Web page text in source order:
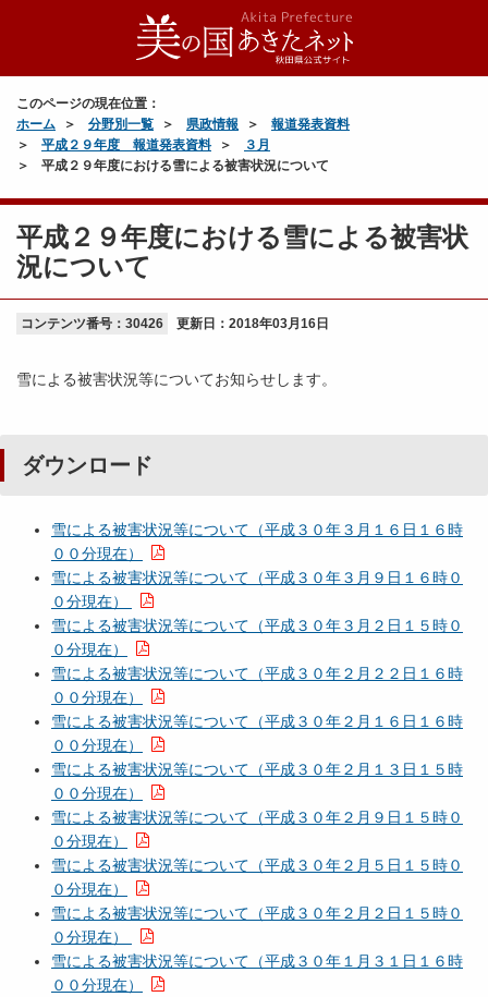
このページの現在位置：
ホーム
分野別一覧 県政情報
報道発表資料
平成２９年度 報道発表資料
３月
平成２９年度における雪による被害状況について
平成２９年度における雪による被害状
況について
コンテンツ番号：30426 更新日： 2018年03月16日
雪による被害状況等についてお知らせします。
ダウンロード
雪による被害状況等について（平成３０年３月１６日１６時
００分現在）
雪による被害状況等について（平成３０年３月９日１６時０
０分現在）
雪による被害状況等について（平成３０年３月２日１５時０
０分現在）
雪による被害状況等について（平成３０年２月２２日１６時
００分現在）
雪による被害状況等について（平成３０年２月１６日１６時
００分現在）
雪による被害状況等について（平成３０年２月１３日１５時
００分現在）
雪による被害状況等について（平成３０年２月９日１５時０
０分現在）
雪による被害状況等について（平成３０年２月５日１５時０
０分現在）
雪による被害状況等について（平成３０年２月２日１５時０
０分現在）
雪による被害状況等について（平成３０年１月３１日１６時
００分現在）